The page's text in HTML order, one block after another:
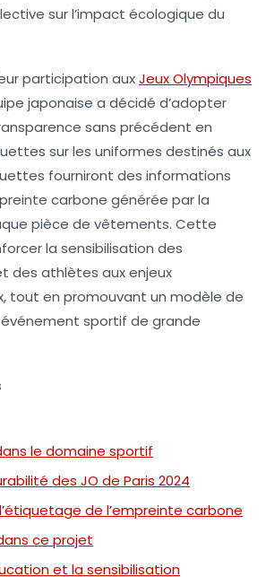
sur l’impact écologique du
participation auxJeux Olympiques
japonaise a décidé d’adopter
sans précédent en
sur les uniformes destinés aux
fourniront des informations
carbone générée par la
pièce de vêtements. Cette
la sensibilisation des
des athlètes aux enjeux
tout en promouvant un modèle de
sportif de grande
le domaine sportif
des JO de Paris 2024
de l’empreinte carbone
ce projet
et la sensibilisation